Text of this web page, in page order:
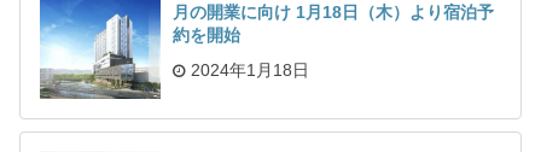
月の開業に向け 1月18日（木）より宿泊予
約を開始
2024年1月18日